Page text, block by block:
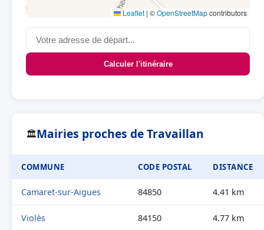
Leaflet | ©OpenStreetMapcontributors
Calculer l'itinéraire
🏛Mairies proches de Travaillan
COMMUNE CODE POSTAL DISTANCE
Camaret-sur-Aigues 84850 4.41 km
Violès 84150 4.77 km